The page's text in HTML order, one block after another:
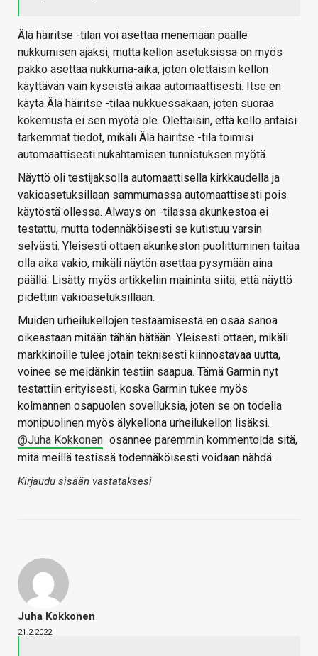
Älä häiritse -tilan voi asettaa menemään päälle
nukkumisen ajaksi, mutta kellon asetuksissa on myös
pakko asettaa nukkuma-aika, joten olettaisin kellon
käyttävän vain kyseistä aikaa automaattisesti. Itse en
käytä Älä häiritse -tilaa nukkuessakaan, joten suoraa
kokemusta ei sen myötä ole. Olettaisin, että kello antaisi
tarkemmat tiedot, mikäli Älä häiritse -tila toimisi
automaattisesti nukahtamisen tunnistuksen myötä.
Näyttö oli testijaksolla automaattisella kirkkaudella ja
vakioasetuksillaan sammumassa automaattisesti pois
käytöstä ollessa. Always on -tilassa akunkestoa ei
testattu, mutta todennäköisesti se kutistuu varsin
selvästi. Yleisesti ottaen akunkeston puolittuminen taitaa
olla aika vakio, mikäli näytön asettaa pysymään aina
päällä. Lisätty myös artikkeliin maininta siitä, että näyttö
pidettiin vakioasetuksillaan.
Muiden urheilukellojen testaamisesta en osaa sanoa
oikeastaan mitään tähän hätään. Yleisesti ottaen, mikäli
markkinoille tulee jotain teknisesti kiinnostavaa uutta,
voinee se meidänkin testiin saapua. Tämä Garmin nyt
testattiin erityisesti, koska Garmin tukee myös
kolmannen osapuolen sovelluksia, joten se on todella
monipuolinen myös älykellona urheilukellon lisäksi.
@Juha Kokkonen osannee paremmin kommentoida sitä,
mitä meillä testissä todennäköisesti voidaan nähdä.
Kirjaudu sisään vastataksesi
Juha Kokkonen
21.2.2022